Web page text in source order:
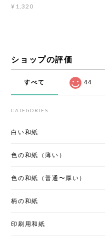
¥1,320
ショップの評価
すべて 44
CATEGORIES
白い和紙
色の和紙（薄い）
色の和紙（普通〜厚い）
柄の和紙
印刷用和紙